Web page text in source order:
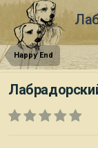
Happy End